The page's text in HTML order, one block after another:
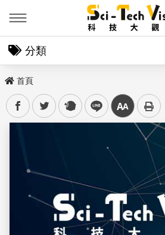
分類
首頁
facebooktwitter plurk line 中